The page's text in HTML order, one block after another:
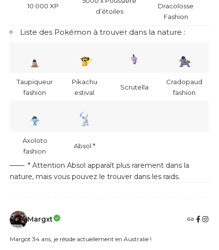
10 000 XP
d’étoiles
Dracolosse
Fashion
Liste des Pokémon à trouver dans la nature :
Taupiqueur
fashion
Pikachu
estival
Scrutella
Cradopaud
fashion
Axoloto
fashion
Absol *
* Attention Absol apparaît plus rarement dans la
nature, mais vous pouvez le trouver dans les raids.
Margxt
Margot 34 ans, je réside actuellement en Australie !